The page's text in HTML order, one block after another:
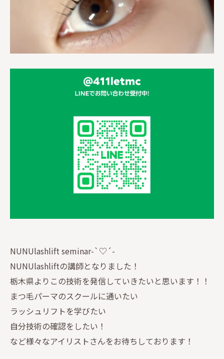
NUNUlashlift seminar-`♡´-
NUNUlashliftの講師となりました！
栃木県よりこの技術を発信していきたいと思います！！
まつ毛パーマのスクールに通いたい
ラッシュリフトを学びたい
自分技術の確認をしたい！
など様々なアイリストさんをお待ちしております！